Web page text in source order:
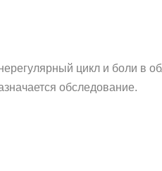
цикл и боли в
обследование.